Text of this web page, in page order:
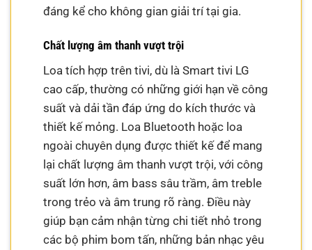
đáng kể cho không gian giải trí tại gia.
Chất lượng âm thanh vượt trội
Loa tích hợp trên tivi, dù là Smart tivi LG
cao cấp, thường có những giới hạn về công
suất và dải tần đáp ứng do kích thước và
thiết kế mỏng. Loa Bluetooth hoặc loa
ngoài chuyên dụng được thiết kế để mang
lại chất lượng âm thanh vượt trội, với công
suất lớn hơn, âm bass sâu trầm, âm treble
trong trẻo và âm trung rõ ràng. Điều này
giúp bạn cảm nhận từng chi tiết nhỏ trong
các bộ phim bom tấn, những bản nhạc yêu